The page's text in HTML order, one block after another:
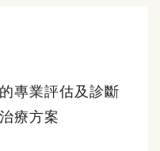
專業評估及診斷
療方案